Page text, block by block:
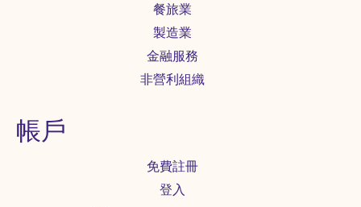
餐旅業
製造業
金融服務
非營利組織
帳戶
免費註冊
登入